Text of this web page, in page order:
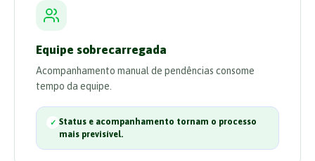
Equipe sobrecarregada
Acompanhamento manual de pendências consome
tempo da equipe.
Status e acompanhamento tornam o processo
mais previsível.